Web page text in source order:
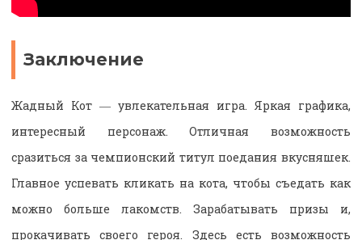
Заключение
Жадный Кот ― увлекательная игра. Яркая графика,
интересный персонаж. Отличная возможность
сразиться за чемпионский титул поедания вкусняшек.
Главное успевать кликать на кота, чтобы съедать как
можно больше лакомств. Зарабатывать призы и,
прокачивать своего героя. Здесь есть возможность